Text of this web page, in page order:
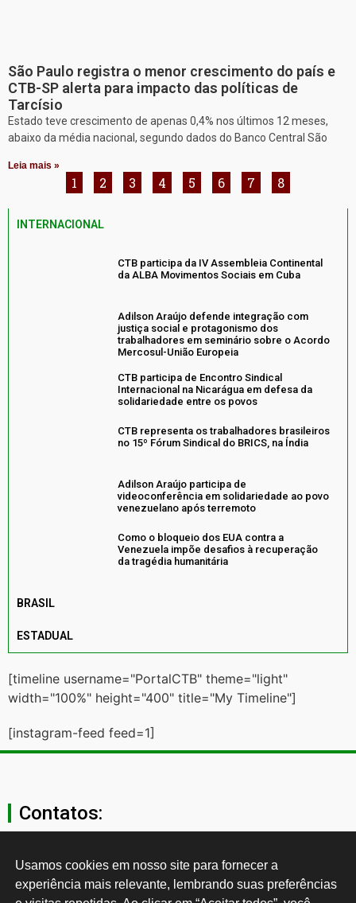
São Paulo registra o menor crescimento do país e
CTB-SP alerta para impacto das políticas de
Tarcísio
Estado teve crescimento de apenas 0,4% nos últimos 12 meses,
abaixo da média nacional, segundo dados do Banco Central São
Leia mais »
1 2 3 4 5 6 7 8
INTERNACIONAL
CTB participa da IV Assembleia Continental
da ALBA Movimentos Sociais em Cuba
Adilson Araújo defende integração com
justiça social e protagonismo dos
trabalhadores em seminário sobre o Acordo
Mercosul-União Europeia
CTB participa de Encontro Sindical
Internacional na Nicarágua em defesa da
solidariedade entre os povos
CTB representa os trabalhadores brasileiros
no 15º Fórum Sindical do BRICS, na Índia
Adilson Araújo participa de
videoconferência em solidariedade ao povo
venezuelano após terremoto
Como o bloqueio dos EUA contra a
Venezuela impõe desafios à recuperação
da tragédia humanitária
BRASIL
ESTADUAL
[timeline username="PortalCTB" theme="light"
width="100%" height="400" title="My Timeline"]
[instagram-feed feed=1]
Contatos:
secgeral@ctb.org.br
11 3874-0040
Usamos cookies em nosso site para fornecer a
experiência mais relevante, lembrando suas preferências